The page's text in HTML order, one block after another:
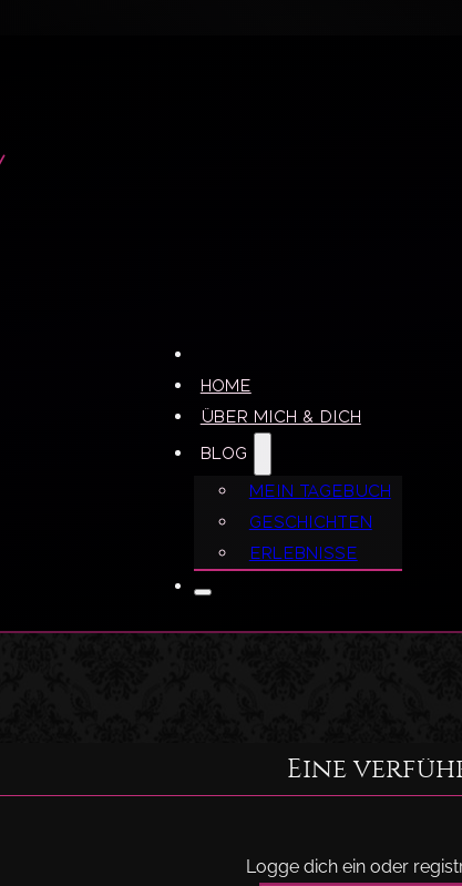
Home
Über mich & dich
Blog
Mein Tagebuch
Geschichten
Erlebnisse
Eine
Logge dich ein oder